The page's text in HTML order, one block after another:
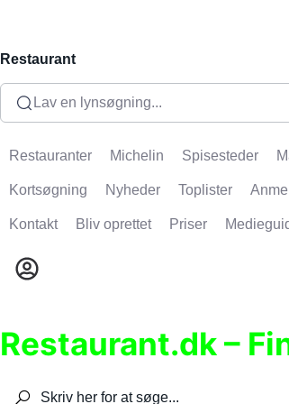
Restaurant
Lav en lynsøgning...
Restauranter Michelin Spisesteder
Kortsøgning Nyheder Toplister
Kontakt Bliv oprettet Priser
Restaurant.dk –